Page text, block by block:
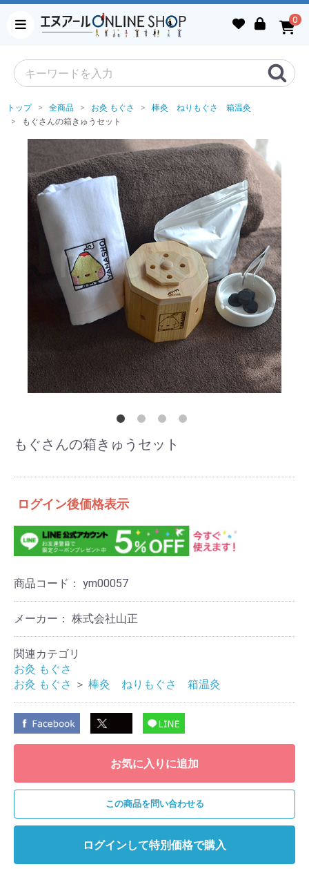
0
トップ 全商品 お灸 もぐさ
棒灸 ねりもぐさ 箱温灸
もぐさんの箱きゅうセット
もぐさんの箱きゅうセット
ログイン後価格表示
商品コード： ym00057
メーカー： 株式会社山正
関連カテゴリ
お灸 もぐさ
お灸 もぐさ ＞ 棒灸 ねりもぐさ 箱温灸
お気に入りに追加
この商品を問い合わせる
ログインして特別価格で購入